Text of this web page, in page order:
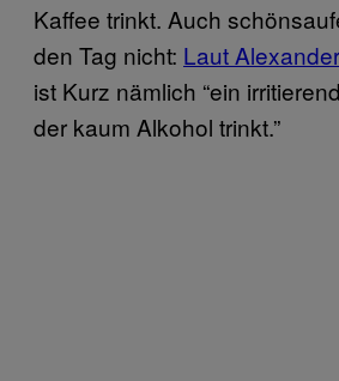
Kaffee trinkt. Auch
den Tag nicht: Laut
ist Kurz nämlich “ein
der kaum Alkohol trinkt.”